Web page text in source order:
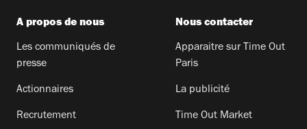
A propos de nous
Les communiqués de
presse
Actionnaires
Recrutement
Nous contacter
Apparaitre sur Time Out
Paris
La publicité
Time Out Market